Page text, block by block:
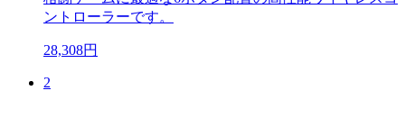
ントローラーです。
28,308円
2